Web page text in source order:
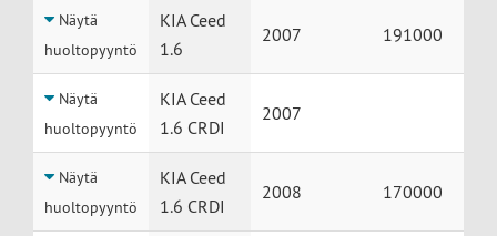
Näytä
huoltopyyntö
KIA Ceed
1.6
2007 191000
Näytä
huoltopyyntö
KIA Ceed
1.6 CRDI
2007
Näytä
huoltopyyntö
KIA Ceed
1.6 CRDI
2008 170000